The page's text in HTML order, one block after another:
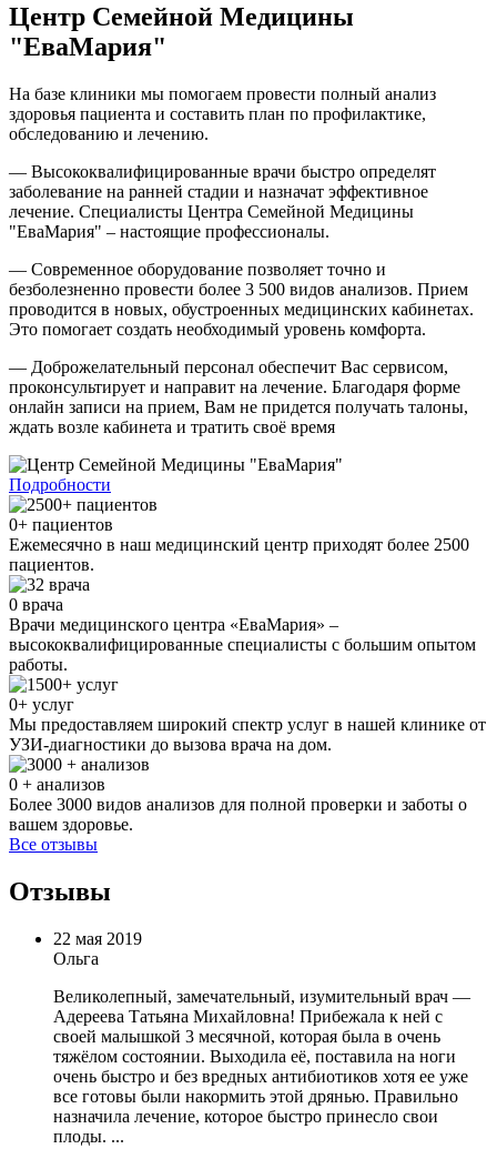
Центр Семейной Медицины
"ЕваМария"
На базе клиники мы помогаем провести полный анализ
здоровья пациента и составить план по профилактике,
обследованию и лечению.
— Высококвалифицированные врачи быстро определят
заболевание на ранней стадии и назначат эффективное
лечение. Специалисты Центра Семейной Медицины
"ЕваМария" – настоящие профессионалы.
— Современное оборудование позволяет точно и
безболезненно провести более 3 500 видов анализов. Прием
проводится в новых, обустроенных медицинских кабинетах.
Это помогает создать необходимый уровень комфорта.
— Доброжелательный персонал обеспечит Вас сервисом,
проконсультирует и направит на лечение. Благодаря форме
онлайн записи на прием, Вам не придется получать талоны,
ждать возле кабинета и тратить своё время
Подробности
0+ пациентов
Ежемесячно в наш медицинский центр приходят более 2500
пациентов.
0 врача
Врачи медицинского центра «ЕваМария» –
высококвалифицированные специалисты с большим опытом
работы.
0+ услуг
Мы предоставляем широкий спектр услуг в нашей клинике от
УЗИ-диагностики до вызова врача на дом.
0 + анализов
Более 3000 видов анализов для полной проверки и заботы о
вашем здоровье.
Все отзывы
Отзывы
22 мая 2019
Ольга
Великолепный, замечательный, изумительный врач —
Адереева Татьяна Михайловна! Прибежала к ней с
своей малышкой 3 месячной, которая была в очень
тяжёлом состоянии. Выходила её, поставила на ноги
очень быстро и без вредных антибиотиков хотя ее уже
все готовы были накормить этой дрянью. Правильно
назначила лечение, которое быстро принесло свои
плоды. ...